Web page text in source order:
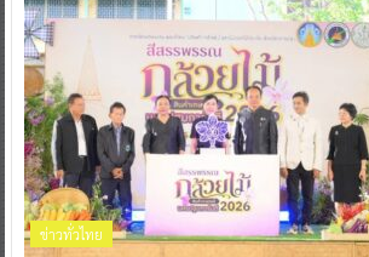
ข่าวทั่วไทย